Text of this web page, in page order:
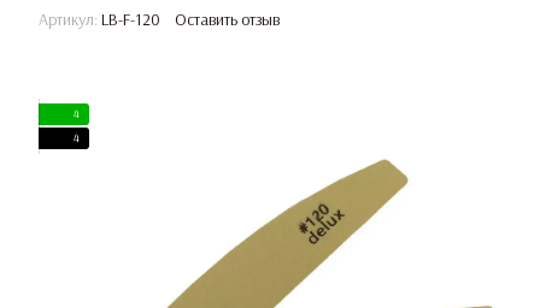
Артикул: LB-F-120 Оставить отзыв
4
4